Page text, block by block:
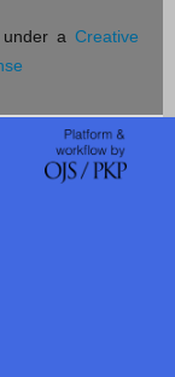
a Creative